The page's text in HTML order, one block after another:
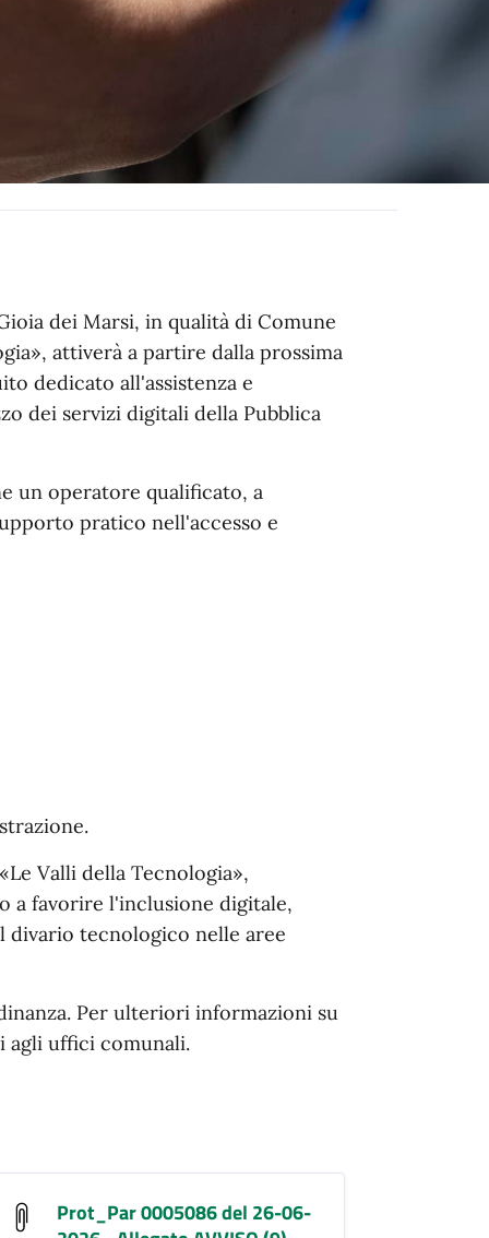
dei Marsi, in qualità di Comune
attiverà a partire dalla prossima
dedicato all'assistenza e
dei servizi digitali della Pubblica
un operatore qualificato, a
pratico nell'accesso e
Valli della Tecnologia»,
a favorire l'inclusione digitale,
divario tecnologico nelle aree
Per ulteriori informazioni su
agli uffici comunali.
Prot_Par 0005086 del 26-06-